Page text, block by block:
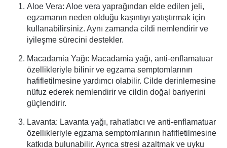
Aloe Vera: Aloe vera yaprağından elde edilen jeli,
egzamanın neden olduğu kaşıntıyı yatıştırmak için
kullanabilirsiniz. Aynı zamanda cildi nemlendirir ve
iyileşme sürecini destekler.
Macadamia Yağı: Macadamia yağı, anti-enflamatuar
özellikleriyle bilinir ve egzama semptomlarının
hafifletilmesine yardımcı olabilir. Cilde derinlemesine
nüfuz ederek nemlendirir ve cildin doğal bariyerini
güçlendirir.
Lavanta: Lavanta yağı, rahatlatıcı ve anti-enflamatuar
özellikleriyle egzama semptomlarının hafifletilmesine
katkıda bulunabilir. Ayrıca stresi azaltmak ve uyku